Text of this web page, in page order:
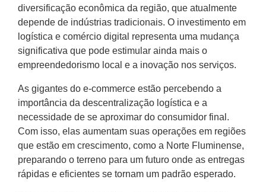
diversificação econômica da região, que atualmente
depende de indústrias tradicionais. O investimento em
logística e comércio digital representa uma mudança
significativa que pode estimular ainda mais o
empreendedorismo local e a inovação nos serviços.
As gigantes do e-commerce estão percebendo a
importância da descentralização logística e a
necessidade de se aproximar do consumidor final.
Com isso, elas aumentam suas operações em regiões
que estão em crescimento, como a Norte Fluminense,
preparando o terreno para um futuro onde as entregas
rápidas e eficientes se tornam um padrão esperado.